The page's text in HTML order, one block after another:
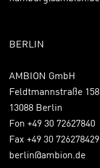
BERLIN
AMBION GmbH
Feldtmannstraße 158
13088 Berlin
Fon +49 30 72627840
Fax +49 30 726278429
berlin@ambion.de